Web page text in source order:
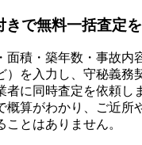
きで無料一括査定
面積・築年数・事故内
）を入力し、守秘義務
者に同時査定を依頼し
概算がわかり、ご近所
ことはありません。